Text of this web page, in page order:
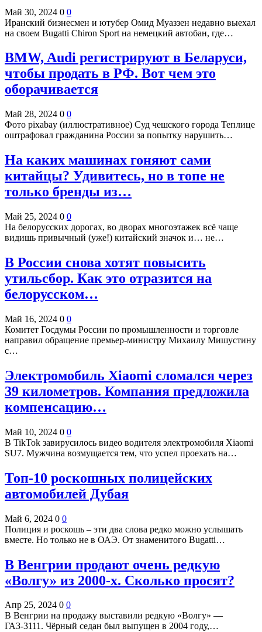
Май 30, 2024 0 0
Иранский бизнесмен и ютубер Омид Муаззен недавно выехал
на своем Bugatti Chiron Sport на немецкий автобан, где…
BMW, Audi регистрируют в Беларуси,
чтобы продать в РФ. Вот чем это
оборачивается
Май 28, 2024 0 0
Фото pixabay (иллюстративное) Суд чешского города Теплице
оштрафовал гражданина России за попытку нарушить…
На каких машинах гоняют сами
китайцы? Удивитесь, но в топе не
только бренды из…
Май 25, 2024 0 0
На белорусских дорогах, во дворах многоэтажек всё чаще
видишь привычный (уже!) китайский значок и… не…
В России снова хотят повысить
утильсбор. Как это отразится на
белорусском…
Май 16, 2024 0 0
Комитет Госдумы России по промышленности и торговле
направил обращение премьер-министру Михаилу Мишустину
с…
Электромобиль Xiaomi сломался через
39 километров. Компания предложила
компенсацию…
Май 10, 2024 0 0
В TikTok завирусилось видео водителя электромобиля Xiaomi
SU7. Мужчина возмущается тем, что успел проехать на…
Топ-10 роскошных полицейских
автомобилей Дубая
Май 6, 2024 0 0
Полиция и роскошь – эти два слова редко можно услышать
вместе. Но только не в ОАЭ. От знаменитого Bugatti…
В Венгрии продают очень редкую
«Волгу» из 2000-х. Сколько просят?
Апр 25, 2024 0 0
В Венгрии на продажу выставили редкую «Волгу» —
ГАЗ-3111. Чёрный седан был выпущен в 2004 году,…